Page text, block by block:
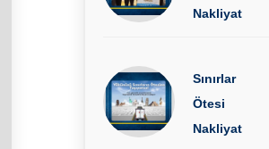
Nakliyat
Sınırlar
Ötesi
Nakliyat